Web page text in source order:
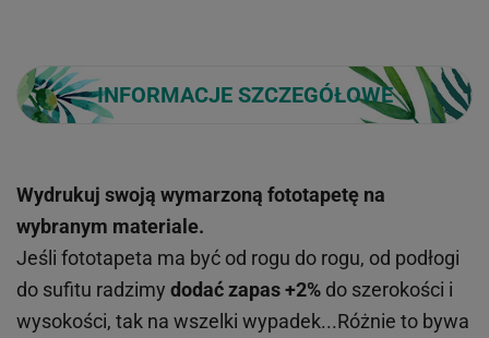
INFORMACJE SZCZEGÓŁOWE
Wydrukuj swoją wymarzoną fototapetę na
wybranym materiale.
Jeśli fototapeta ma być od rogu do rogu, od podłogi
do sufitu radzimy dodać zapas +2% do szerokości i
wysokości, tak na wszelki wypadek...Różnie to bywa